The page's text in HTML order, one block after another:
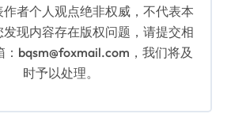
作者个人观点绝非权威，不代表本
现内容存在版权问题，请提交相
：bqsm@foxmail.com，我们将及
时予以处理。